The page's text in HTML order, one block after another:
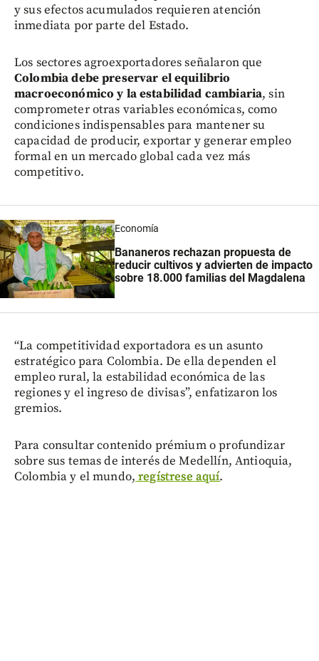
y sus efectos acumulados requieren atención
inmediata por parte del Estado.
Los sectores agroexportadores señalaron que
Colombia debe preservar el equilibrio
macroeconómico y la estabilidad cambiaria, sin
comprometer otras variables económicas, como
condiciones indispensables para mantener su
capacidad de producir, exportar y generar empleo
formal en un mercado global cada vez más
competitivo.
Economía
Bananeros rechazan propuesta de
reducir cultivos y advierten de impacto
sobre 18.000 familias del Magdalena
“La competitividad exportadora es un asunto
estratégico para Colombia. De ella dependen el
empleo rural, la estabilidad económica de las
regiones y el ingreso de divisas”, enfatizaron los
gremios.
Para consultar contenido prémium o profundizar
sobre sus temas de interés de Medellín, Antioquia,
Colombia y el mundo, regístrese aquí.